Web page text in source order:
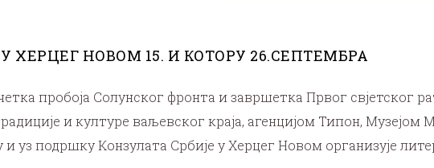
ХЕРЦЕГ НОВОМ 15. И КОТОРУ 26.СЕПТЕМБРА
пробоја Солунског фронта и завршетка Првог свјетског
и културе ваљевског краја, агенцијом Типон, Музејом
уз подршку Конзулата Србије у Херцег Новом организује